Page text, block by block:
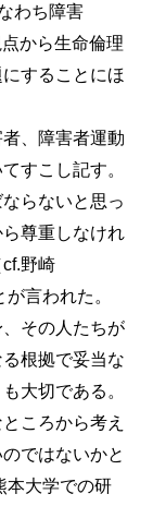
わち障害
から生命倫理
することにほ
、障害者運動
すこし記す。
らないと思っ
尊重しなけれ
野崎
言われた。
その人たちが
根拠で妥当な
大切である。
ころから考え
ではないかと
本大学での研